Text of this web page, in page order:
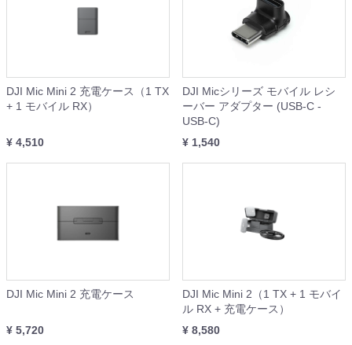
DJI Mic Mini 2 充電ケース（1 TX
+ 1 モバイル RX）
¥ 4,510
DJI Micシリーズ モバイル レシ
ーバー アダプター (USB-C -
USB-C)
¥ 1,540
DJI Mic Mini 2 充電ケース
¥ 5,720
DJI Mic Mini 2（1 TX + 1 モバイ
ル RX + 充電ケース）
¥ 8,580